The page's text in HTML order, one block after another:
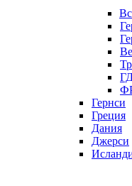
Гернси
Греция
Дания
Джерси